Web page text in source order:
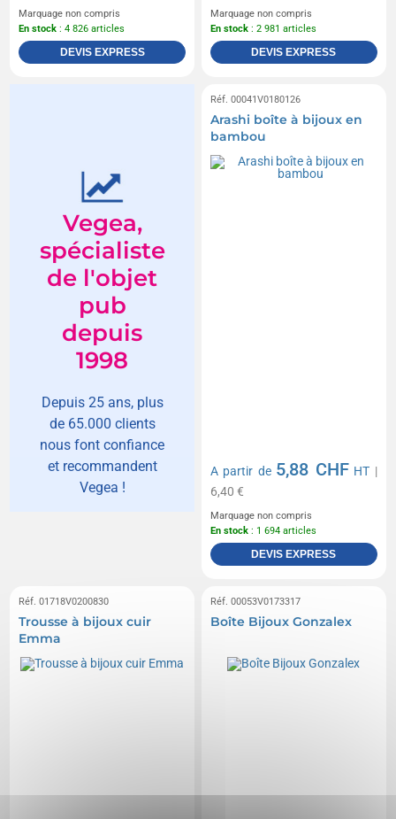
Marquage non compris
En stock : 4 826 articles
DEVIS EXPRESS
Marquage non compris
En stock : 2 981 articles
DEVIS EXPRESS
Vegea,
spécialiste
de l'objet
pub
depuis
1998
Depuis 25 ans, plus
de 65.000 clients
nous font confiance
et recommandent
Vegea !
Réf. 00041V0180126
Arashi boîte à bijoux en
bambou
A partir de 5,88 CHF HT |
6,40 €
Marquage non compris
En stock : 1 694 articles
DEVIS EXPRESS
Réf. 01718V0200830
Trousse à bijoux cuir
Emma
Réf. 00053V0173317
Boîte Bijoux Gonzalex